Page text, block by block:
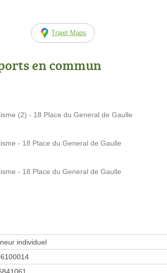
Trajet Maps
en commun
(2) - 18 Place du General de Gaulle
- 18 Place du General de Gaulle
- 18 Place du General de Gaulle
individuel